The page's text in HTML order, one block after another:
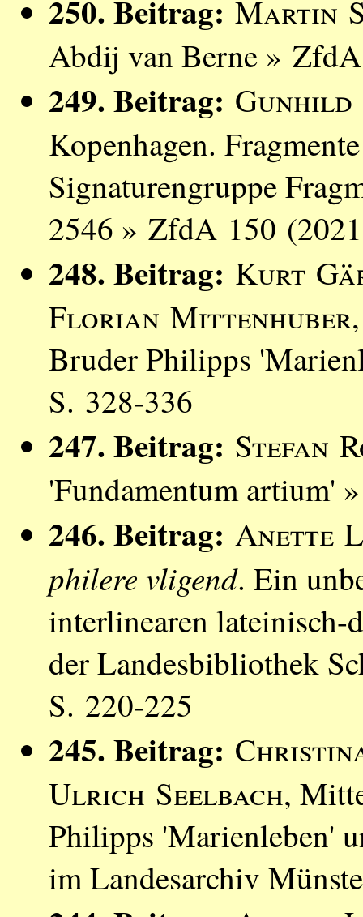
250. Beitrag: Martin
Abdij van Berne »
249. Beitrag: Gunhild
Kopenhagen.
Signaturengruppe
2546 » ZfdA 150
248. Beitrag: Kurt
Florian Mittenhuber
Bruder Philipps
S. 328-336
247. Beitrag: Stefan
'Fundamentum artium'
246. Beitrag: Anette
philere vligend. Ein
interlinearen lateinisch-
der Landesbibliothek
S. 220-225
245. Beitrag:
Ulrich Seelbach,
Philipps 'Marienleben'
im Landesarchiv